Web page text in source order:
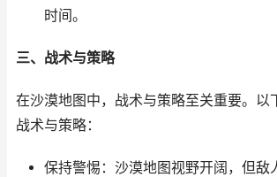
时间。
三、战术与策略
在沙漠地图中，战术与策略至关重要。以
战术与策略：
保持警惕：沙漠地图视野开阔，但敌